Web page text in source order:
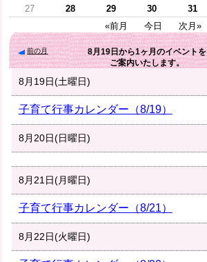
27
28 29 30
31
«前月
今日 次月»
前の月 8月19日 から1ヶ月のイベントを
ご案内いたします。
8月19日(土曜日)
子育て行事カレンダー（8/19）
8月20日(日曜日)
8月21日(月曜日)
子育て行事カレンダー（8/21）
8月22日(火曜日)